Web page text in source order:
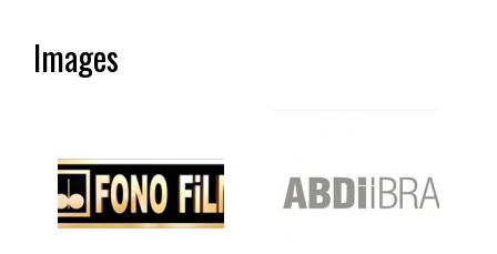
Images